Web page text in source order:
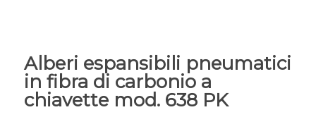
Alberi espansibili pneumatici
in fibra di carbonio a
chiavette mod. 638 PK